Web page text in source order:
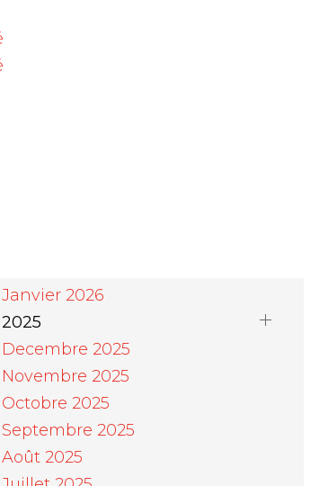
Archives
Janvier 2026
2025
Decembre 2025
Novembre 2025
Octobre 2025
Septembre 2025
Août 2025